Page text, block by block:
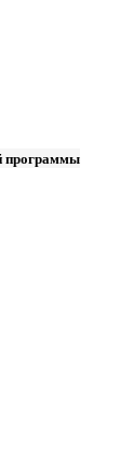
программы